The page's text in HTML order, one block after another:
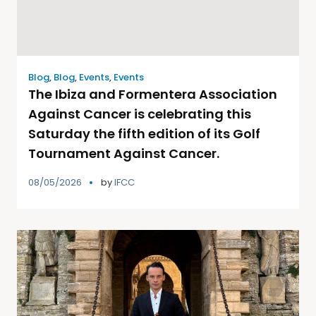
Blog, Blog, Events, Events
The Ibiza and Formentera Association
Against Cancer is celebrating this
Saturday the fifth edition of its Golf
Tournament Against Cancer.
08/05/2026 byIFCC